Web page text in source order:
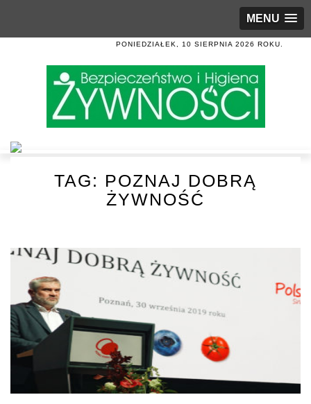
MENU
PONIEDZIAŁEK, 10 SIERPNIA 2026 ROKU.
TAG: POZNAJ DOBRĄ
ŻYWNOŚĆ